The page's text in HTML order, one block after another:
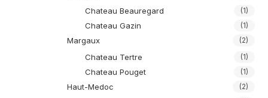
Chateau Beauregard (1)
Chateau Gazin (1)
Margaux (2)
Chateau Tertre (1)
Chateau Pouget (1)
Haut-Medoc (2)